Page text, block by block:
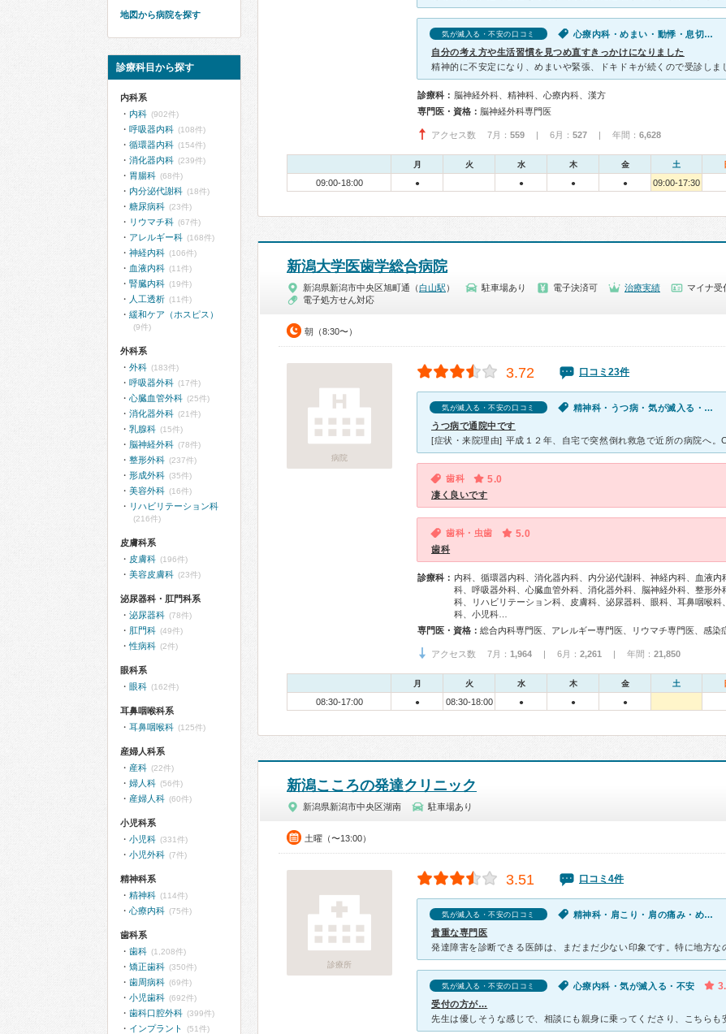
気が滅入る・不安の口コミ 心療内科・めまい・動悸・息切れ・気が滅入る・不安
自分の考え方や生活習慣を見つめ直すきっかけになりました
診療科： 脳神経外科、精神科、心療内科、漢方
専門医・資格： 脳神経外科専門医
アクセス数 7月： 559 | 6月： 527 | 年間： 6,628
月 火 水 木 金 土
09:00-18:00 ● ● ● ● 09:00-17:30
新潟大学医歯学総合病院
新潟県新潟市中央区旭町通（白山駅 ） 駐車場あり 電子決済可 治療実績
マイナ受
電子処方せん対応
朝（8:30〜）
病院
3.72 口コミ23件
気が滅入る・不安の口コミ 精神科・うつ病・気が滅入る・不安
うつ病で通院中です
歯科 5.0
凄く良いです
歯科・虫歯 5.0
歯科
診療科： 内科、循環器内科、消化器内科、内分泌代謝科、神経内科、血液内
科、呼吸器外科、心臓血管外科、消化器外科、脳神経外科、整形外
科、リハビリテーション科、皮膚科、泌尿器科、眼科、耳鼻咽喉科
科、小児科…
専門医・資格：
アクセス数 7月： 1,964 | 6月： 2,261 | 年間： 21,850
月 火 水 木 金 土
08:30-17:00 ● 08:30-18:00 ● ● ●
新潟こころの発達クリニック
新潟県新潟市中央区湖南 駐車場あり
土曜（〜13:00）
診療所
3.51 口コミ4件
気が滅入る・不安の口コミ 精神科・肩こり・肩の痛み・めまい・だるい・動悸・息切れ・体調不良・気が滅入る・不安
貴重な専門医
気が滅入る・不安の口コミ 心療内科・気が滅入る・不安
受付の方が…
地図から病院を探す
診療科目から探す
内科系
内科 (902件)
呼吸器内科 (108件)
循環器内科 (154件)
消化器内科 (239件)
胃腸科 (68件)
内分泌代謝科 (18件)
糖尿病科 (23件)
リウマチ科 (67件)
アレルギー科 (168件)
神経内科 (106件)
血液内科 (11件)
腎臓内科 (19件)
人工透析 (11件)
緩和ケア（ホスピス）
(9件)
外科系
外科 (183件)
呼吸器外科 (17件)
心臓血管外科 (25件)
消化器外科 (21件)
乳腺科 (15件)
脳神経外科 (78件)
整形外科 (237件)
形成外科 (35件)
美容外科 (16件)
リハビリテーション科
(216件)
皮膚科系
皮膚科 (196件)
美容皮膚科 (23件)
泌尿器科・肛門科系
泌尿器科 (78件)
肛門科 (49件)
性病科 (2件)
眼科系
眼科 (162件)
耳鼻咽喉科系
耳鼻咽喉科 (125件)
産婦人科系
産科 (22件)
婦人科 (56件)
産婦人科 (60件)
小児科系
小児科 (331件)
小児外科 (7件)
精神科系
精神科 (114件)
心療内科 (75件)
歯科系
歯科 (1,208件)
矯正歯科 (350件)
歯周病科 (69件)
小児歯科 (692件)
歯科口腔外科 (399件)
インプラント (51件)